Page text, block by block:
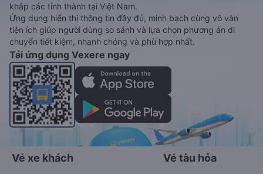
khắp các tỉnh thành tại Việt Nam.
Ứng dụng hiển thị thông tin đầy đủ, minh bạch cùng vô vàn
tiện ích giúp người dùng so sánh và lựa chọn phương án di
chuyển tiết kiệm, nhanh chóng và phù hợp nhất.
Tải ứng dụng Vexere ngay
Vé xe khách Vé tàu hỏa